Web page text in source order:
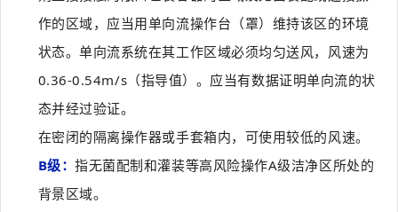
作的区域，应当用单向流操作台（罩）维持该区的环境
状态。单向流系统在其工作区域必须均匀送风，风速为
0.36-0.54m/s（指导值）。应当有数据证明单向流的状
态并经过验证。
在密闭的隔离操作器或手套箱内，可使用较低的风速。
B级：指无菌配制和灌装等高风险操作A级洁净区所处的
背景区域。